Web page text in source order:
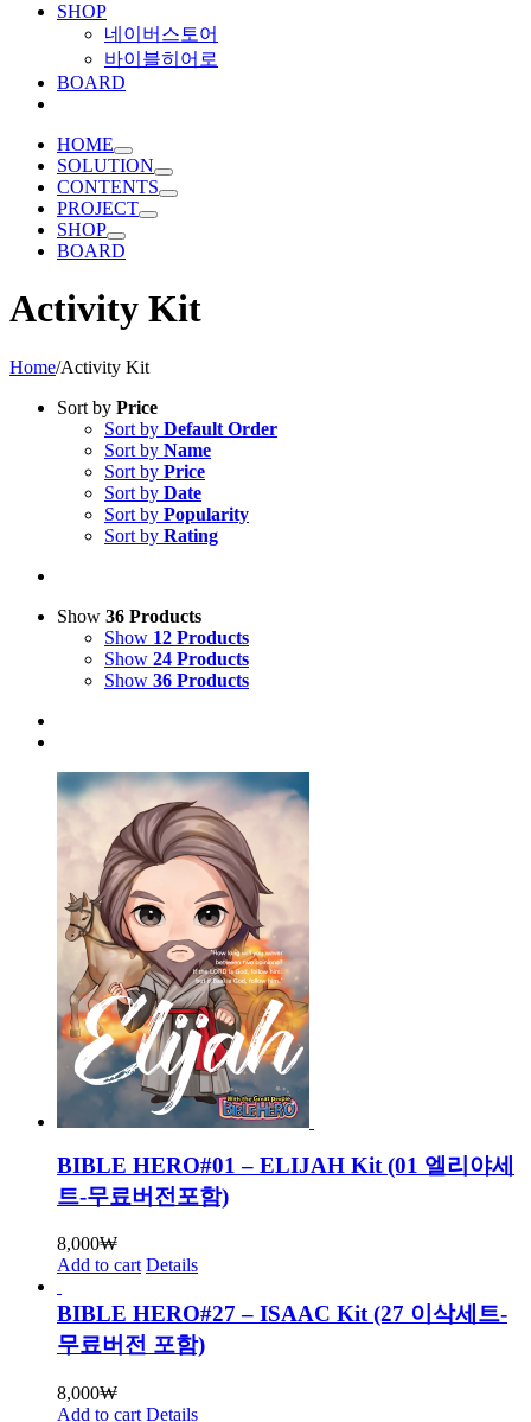
SHOP
네이버스토어
바이블히어로
BOARD
HOME
SOLUTION
CONTENTS
PROJECT
SHOP
BOARD
Activity Kit
Home/Activity Kit
Sort by Price
Sort by Default Order
Sort by Name
Sort by Price
Sort by Date
Sort by Popularity
Sort by Rating
Show 36 Products
Show 12 Products
Show 24 Products
Show 36 Products
BIBLE HERO#01 – ELIJAH Kit (01 엘리야세
트-무료버전포함)
8,000₩
Add to cart Details
BIBLE HERO#27 – ISAAC Kit (27 이삭세트-
무료버전 포함)
8,000₩
Add to cart Details